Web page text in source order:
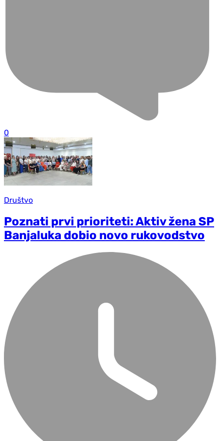
0
Društvo
Poznati prvi prioriteti: Aktiv žena SP
Banjaluka dobio novo rukovodstvo